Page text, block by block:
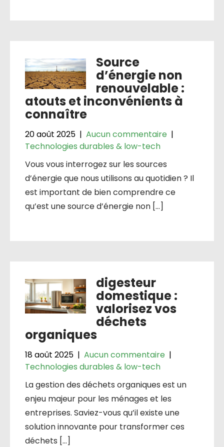
Source
d’énergie non
renouvelable :
atouts et inconvénients à
connaître
20 août 2025 | Aucun commentaire |
Technologies durables & low-tech
Vous vous interrogez sur les sources
d’énergie que nous utilisons au quotidien ? Il
est important de bien comprendre ce
qu’est une source d’énergie non […]
digesteur
domestique :
valorisez vos
déchets
organiques
18 août 2025 | Aucun commentaire |
Technologies durables & low-tech
La gestion des déchets organiques est un
enjeu majeur pour les ménages et les
entreprises. Saviez-vous qu’il existe une
solution innovante pour transformer ces
déchets […]